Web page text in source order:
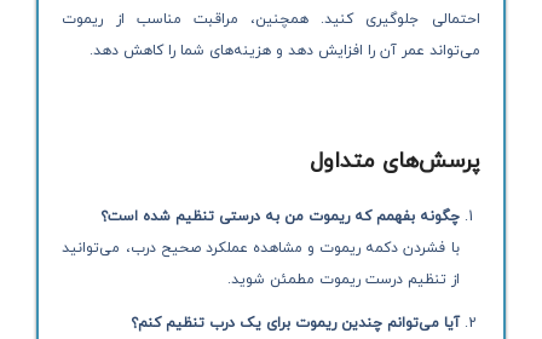
احتمالی جلوگیری کنید. همچنین، مراقبت مناسب از ریموت
می‌تواند عمر آن را افزایش دهد و هزینه‌های شما را کاهش دهد.
پرسش‌های متداول
چگونه بفهمم که ریموت من به درستی تنظیم شده است؟
با فشردن دکمه ریموت و مشاهده عملکرد صحیح درب، می‌توانید
از تنظیم درست ریموت مطمئن شوید.
آیا می‌توانم چندین ریموت برای یک درب تنظیم کنم؟